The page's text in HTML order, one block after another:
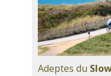
Adeptes du